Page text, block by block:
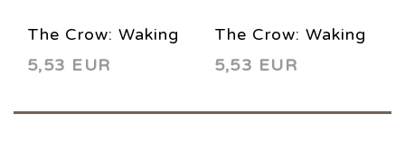
The Crow: Waking
Nightmares 3
5,53 EUR
The Crow: Waking
Nightmares 4
5,53 EUR